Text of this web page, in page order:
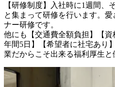
【研修制度】入社時に1週間、
と集まって研修を行います。
ナー研修です。
他にも【交通費全額負担】【
年間5日】【希望者に社宅あり
業だからこそ出来る福利厚生と